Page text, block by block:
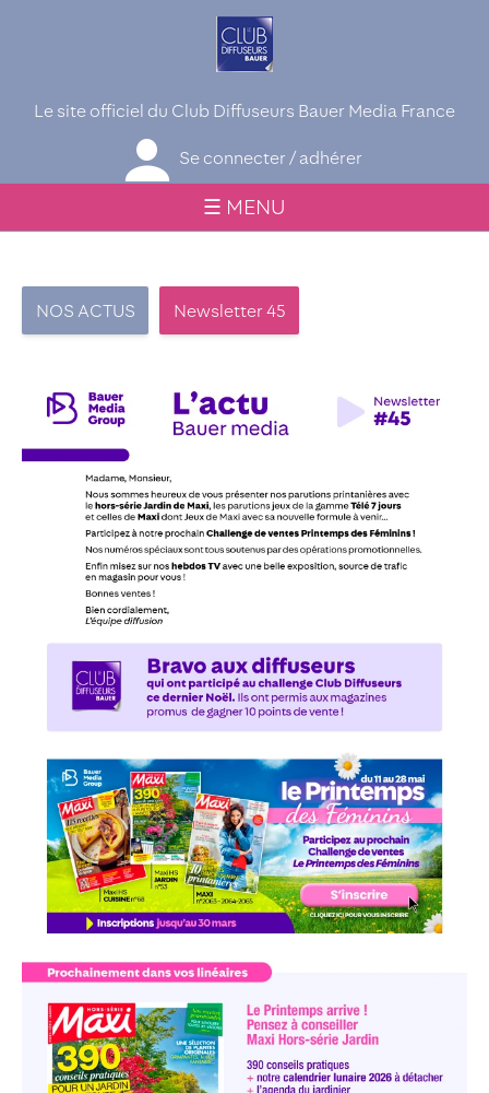
Le site officiel du Club Diffuseurs Bauer Media France
Se connecter / adhérer
☰ MENU
NOS ACTUS Newsletter 45